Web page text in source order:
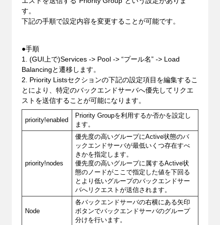
す。
下記の手順で設定内容を変更することが可能です。
●手順
1. (GUI上で)Services -> Pool -> “プール名” -> Load
Balancingと遷移します。
2. Priority Listsセクションの下記の設定項目を編集するこ
とにより、特定のバックエンドサーバへ優先してリクエ
ストを送信することが可能になります。
priority!enabled
Priority Groupを利用するか否かを設定し
ます。
priority!nodes
優先度の高いグループにActive状態のバ
ックエンドサーバが最低いくつ存在すべ
きかを指定します。
優先度の高いグループに属するActive状
態のノードがここで指定した値を下回る
とより低いグループのバックエンドサー
バへリクエストが送信されます。
Node
各バックエンドサーバの右横にある矢印
ボタンでバックエンドサーバのグループ
分けを行います。